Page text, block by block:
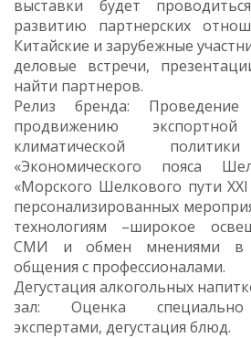
выставки будет
развитию партнерских
Китайские и зарубежные
деловые встречи,
найти партнеров.
Релиз бренда:
продвижению
климатической
«Экономического пояса
«Морского Шелкового пути
персонализированных
технологиям –широкое
СМИ и обмен мнениями в
общения с профессионалами.
Дегустация алкогольных
зал: Оценка специально
экспертами, дегустация блюд.